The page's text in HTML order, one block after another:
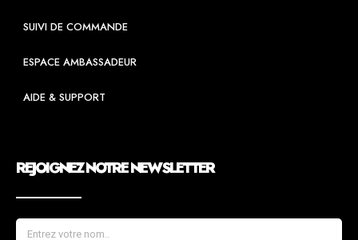
SUIVI DE COMMANDE
ESPACE AMBASSADEUR
AIDE & SUPPORT
REJOIGNEZ NOTRE NEWSLETTER